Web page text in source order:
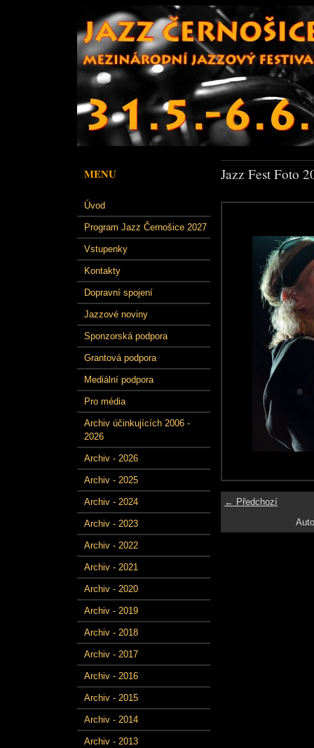
MENU
Úvod
Program Jazz Černošice 2027
Vstupenky
Kontakty
Dopravní spojení
Jazzové noviny
Sponzorská podpora
Grantová podpora
Mediální podpora
Pro média
Archiv účinkujících 2006 -
2026
Archiv - 2026
Archiv - 2025
Archiv - 2024
Archiv - 2023
Archiv - 2022
Archiv - 2021
Archiv - 2020
Archiv - 2019
Archiv - 2018
Archiv - 2017
Archiv - 2016
Archiv - 2015
Archiv - 2014
Archiv - 2013
Jazz Fest Foto
← Předchozí